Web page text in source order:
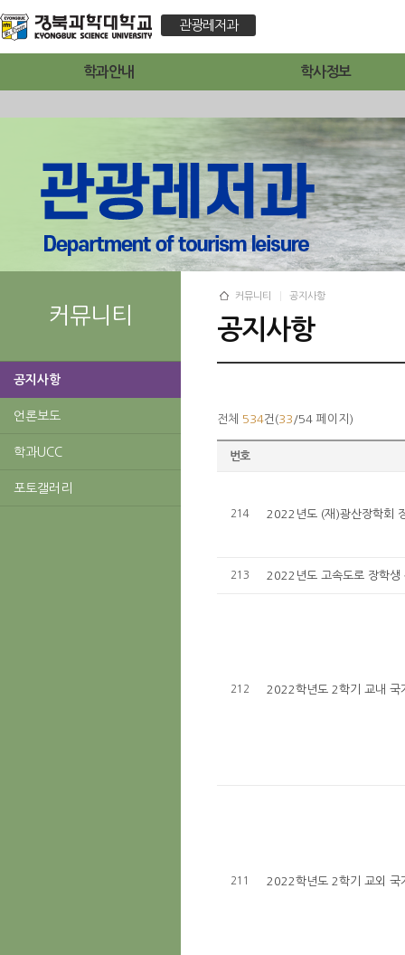
관광레저과
학과안내 학사정보
커뮤니티
공지사항
언론보도
학과UCC
포토갤러리
커뮤니티 공지사항
공지사항
전체 534건(33 /54 페이지)
번호
214 2022년도 (재)광산장학회
213 2022년도 고속도로 장학생
212 2022학년도 2학기 교내 국
211 2022학년도 2학기 교외 국